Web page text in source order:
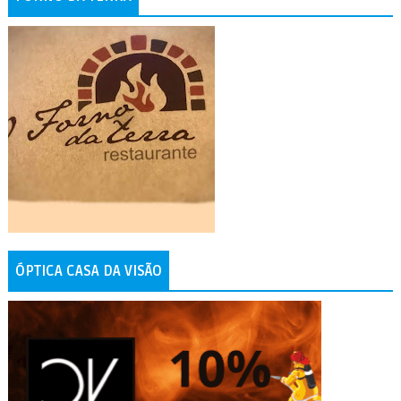
ÓPTICA CASA DA VISÃO